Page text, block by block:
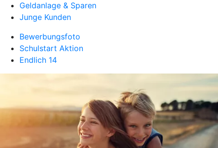
Geldanlage & Sparen
Junge Kunden
Bewerbungsfoto
Schulstart Aktion
Endlich 14